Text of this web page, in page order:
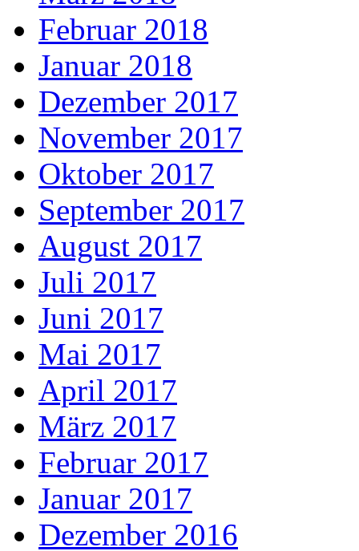
Februar 2018
Januar 2018
Dezember 2017
November 2017
Oktober 2017
September 2017
August 2017
Juli 2017
Juni 2017
Mai 2017
April 2017
März 2017
Februar 2017
Januar 2017
Dezember 2016